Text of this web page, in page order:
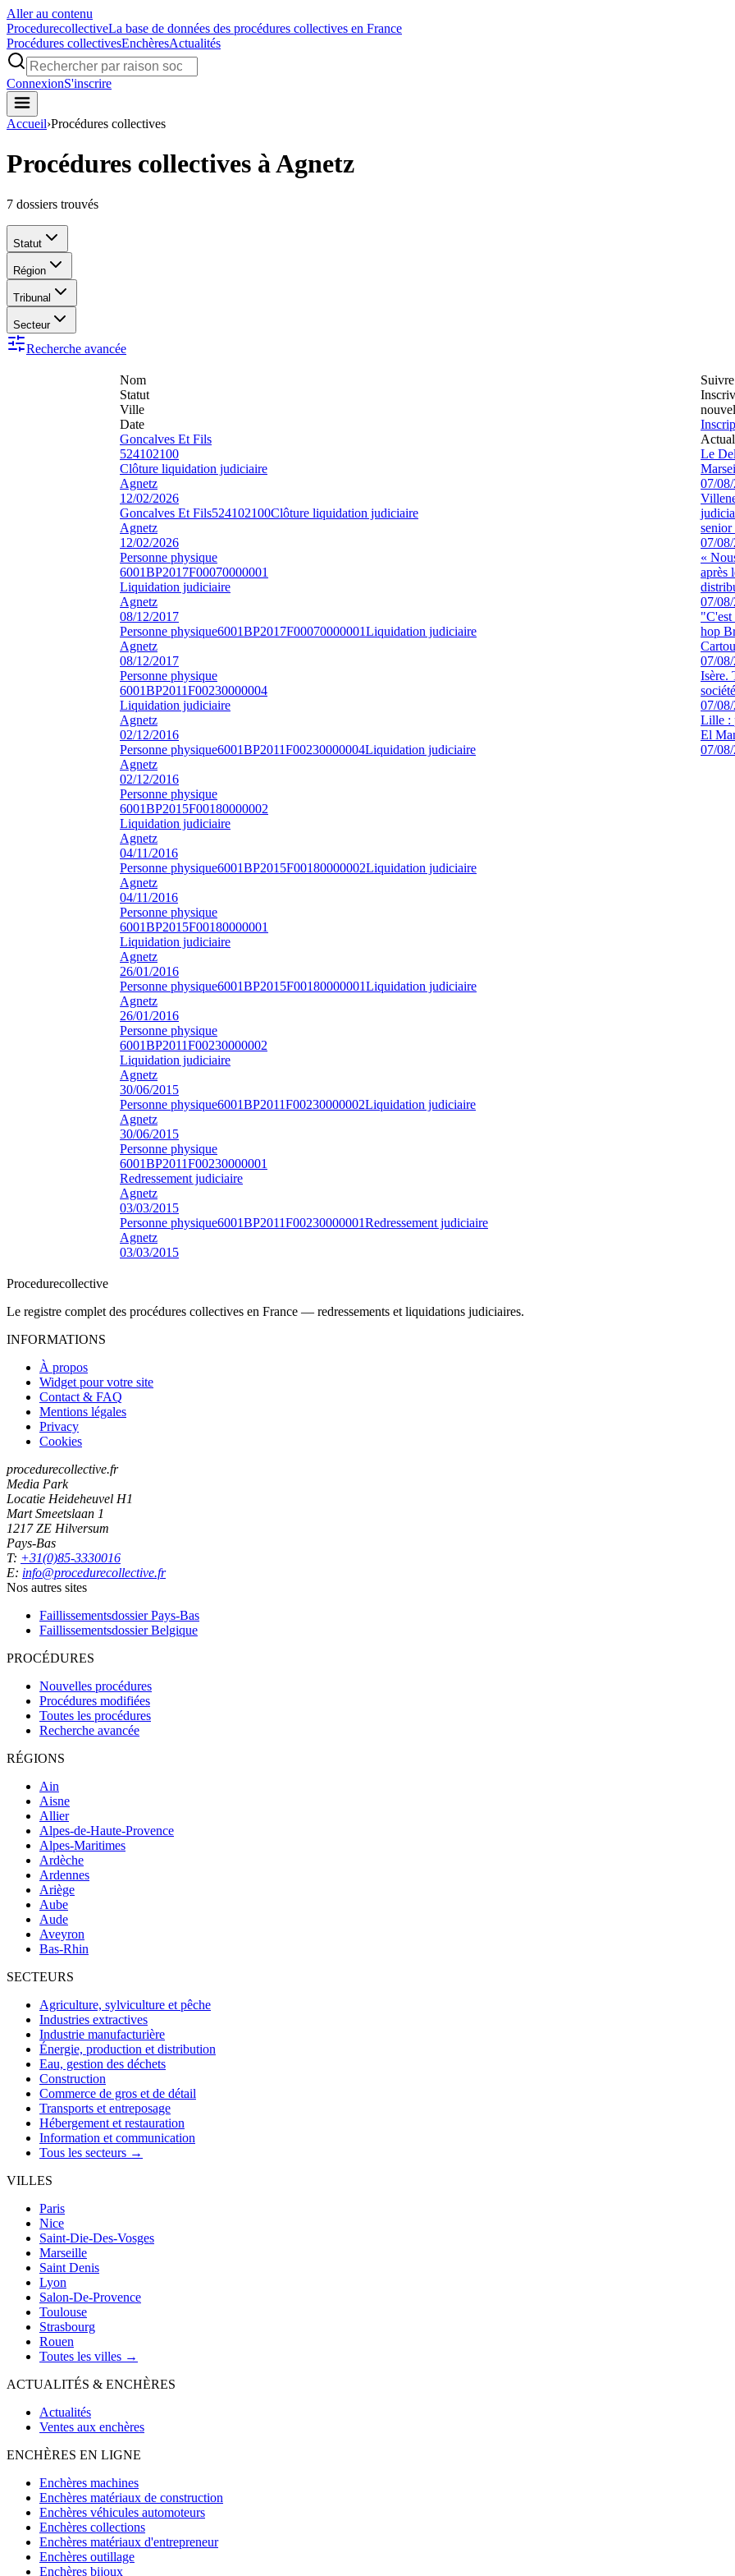
Aller au contenu
ProcedurecollectiveLa base de données des procédures collectives en France
Procédures collectivesEnchèresActualités
ConnexionS'inscrire
Accueil›Procédures collectives
Procédures collectives à Agnetz
7 dossiers trouvés
Statut
Région
Tribunal
Secteur
Recherche avancée
Nom
Statut
Ville
Date
Goncalves Et Fils
524102100
Clôture liquidation judiciaire
Agnetz
12/02/2026
Goncalves Et Fils524102100Clôture liquidation judiciaire
Agnetz
12/02/2026
Personne physique
6001BP2017F00070000001
Liquidation judiciaire
Agnetz
08/12/2017
Personne physique6001BP2017F00070000001Liquidation judiciaire
Agnetz
08/12/2017
Personne physique
6001BP2011F00230000004
Liquidation judiciaire
Agnetz
02/12/2016
Personne physique6001BP2011F00230000004Liquidation judiciaire
Agnetz
02/12/2016
Personne physique
6001BP2015F00180000002
Liquidation judiciaire
Agnetz
04/11/2016
Personne physique6001BP2015F00180000002Liquidation judiciaire
Agnetz
04/11/2016
Personne physique
6001BP2015F00180000001
Liquidation judiciaire
Agnetz
26/01/2016
Personne physique6001BP2015F00180000001Liquidation judiciaire
Agnetz
26/01/2016
Personne physique
6001BP2011F00230000002
Liquidation judiciaire
Agnetz
30/06/2015
Personne physique6001BP2011F00230000002Liquidation judiciaire
Agnetz
30/06/2015
Personne physique
6001BP2011F00230000001
Redressement judiciaire
Agnetz
03/03/2015
Personne physique6001BP2011F00230000001Redressement judiciaire
Agnetz
03/03/2015
Le
07/
07/
«
après
07/
"C'est
hop
07/
Isère.
07/
Lille :
El
07/
Procedurecollective
Le registre complet des procédures collectives en France — redressements et liquidations judiciaires.
INFORMATIONS
À propos
Widget pour votre site
Contact & FAQ
Mentions légales
Privacy
Cookies
procedurecollective.fr
Media Park
Locatie Heideheuvel H1
Mart Smeetslaan 1
1217 ZE Hilversum
Pays-Bas
T: +31(0)85-3330016
E: info@procedurecollective.fr
Nos autres sites
Faillissementsdossier Pays-Bas
Faillissementsdossier Belgique
PROCÉDURES
Nouvelles procédures
Procédures modifiées
Toutes les procédures
Recherche avancée
RÉGIONS
Ain
Aisne
Allier
Alpes-de-Haute-Provence
Alpes-Maritimes
Ardèche
Ardennes
Ariège
Aube
Aude
Aveyron
Bas-Rhin
SECTEURS
Agriculture, sylviculture et pêche
Industries extractives
Industrie manufacturière
Énergie, production et distribution
Eau, gestion des déchets
Construction
Commerce de gros et de détail
Transports et entreposage
Hébergement et restauration
Information et communication
Tous les secteurs →
VILLES
Paris
Nice
Saint-Die-Des-Vosges
Marseille
Saint Denis
Lyon
Salon-De-Provence
Toulouse
Strasbourg
Rouen
Toutes les villes →
ACTUALITÉS & ENCHÈRES
Actualités
Ventes aux enchères
ENCHÈRES EN LIGNE
Enchères machines
Enchères matériaux de construction
Enchères véhicules automoteurs
Enchères collections
Enchères matériaux d'entrepreneur
Enchères outillage
Enchères bijoux